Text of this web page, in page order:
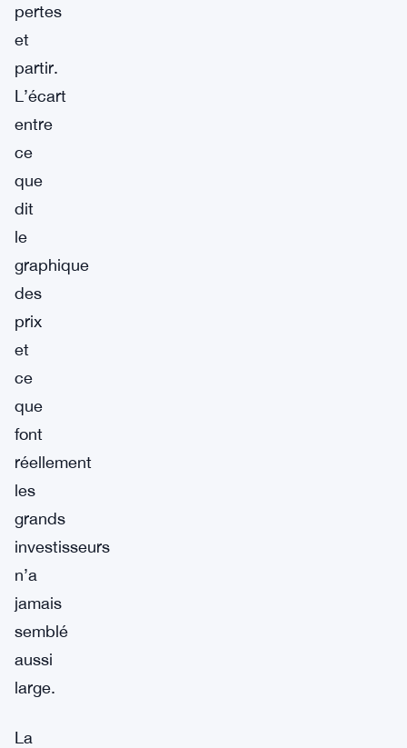
pertes
et
partir.
L’écart
entre
ce
que
dit
le
graphique
des
prix
et
ce
que
font
réellement
les
grands
investisseurs
n’a
jamais
semblé
aussi
large.
La